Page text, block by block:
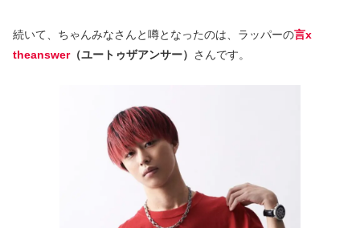
続いて、ちゃんみなさんと噂となったのは、ラッパーの言x
theanswer（ユートゥザアンサー） さんです。